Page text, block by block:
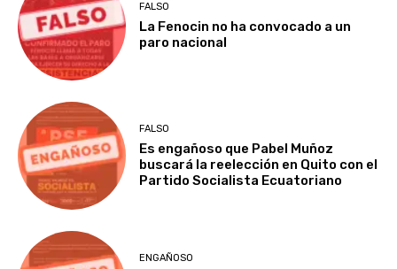
FALSO
La Fenocin no ha convocado a un
paro nacional
FALSO
Es engañoso que Pabel Muñoz
buscará la reelección en Quito con el
Partido Socialista Ecuatoriano
ENGAÑOSO